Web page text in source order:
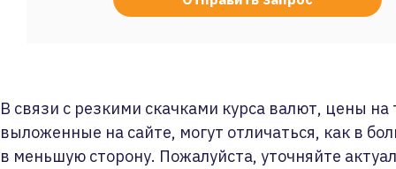
В связи с резкими скачками курса валют, цены на
выложенные на сайте, могут отличаться, как в
в меньшую сторону. Пожалуйста, уточняйте